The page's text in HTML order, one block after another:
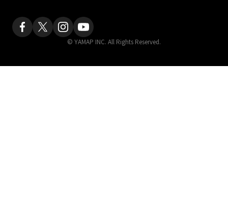
© YAMAP INC. All Rights Reserved.